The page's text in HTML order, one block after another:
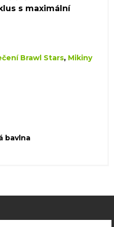
Brawl Stars, Mikiny
bavlna